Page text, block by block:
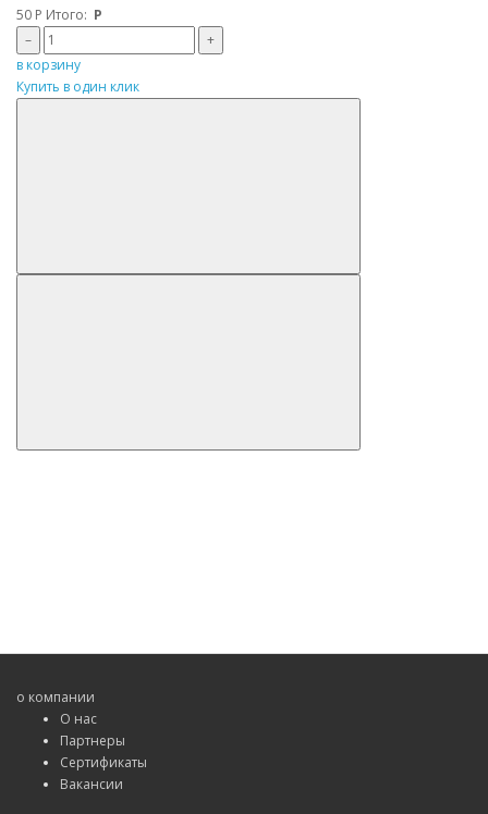
50 Р Итого: Р
–
+
в корзину
Купить в один клик
о компании
О нас
Партнеры
Сертификаты
Вакансии